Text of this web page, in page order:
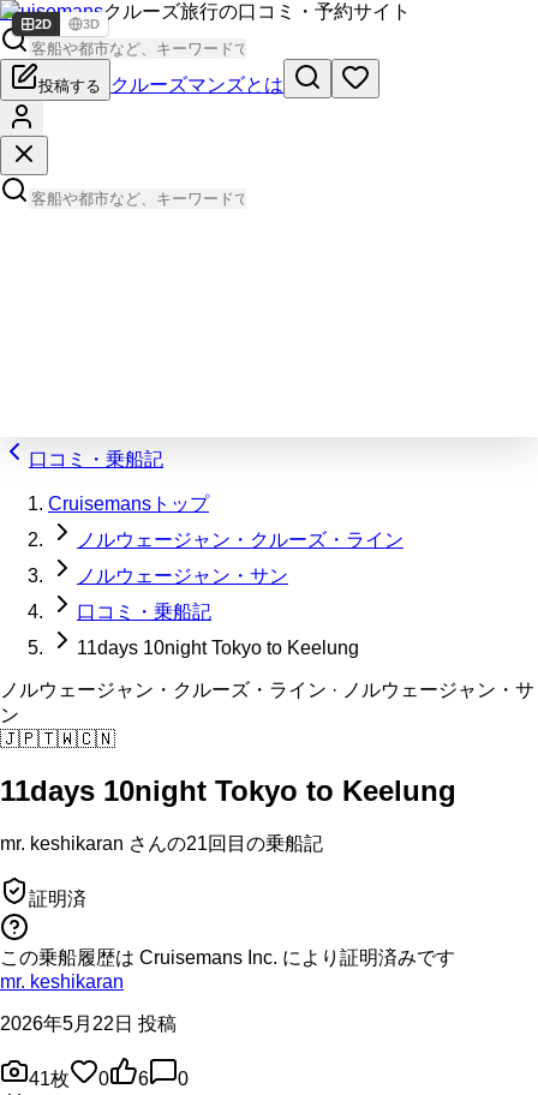
Cruisemansクルーズ旅行の口コミ・予約サイト
投稿する クルーズマンズとは
口コミ・乗船記
Cruisemansトップ
ノルウェージャン・クルーズ・ライン
ノルウェージャン・サン
口コミ・乗船記
11days 10night Tokyo to Keelung
ノルウェージャン・クルーズ・ライン · ノルウェージャン・サ
ン
🇯🇵🇹🇼🇨🇳
11days 10night Tokyo to Keelung
mr. keshikaran さんの21回目の乗船記
証明済
この乗船履歴は Cruisemans Inc. により証明済みです
mr. keshikaran
2026年5月22日 投稿
41枚 0 6 0
2D 3D